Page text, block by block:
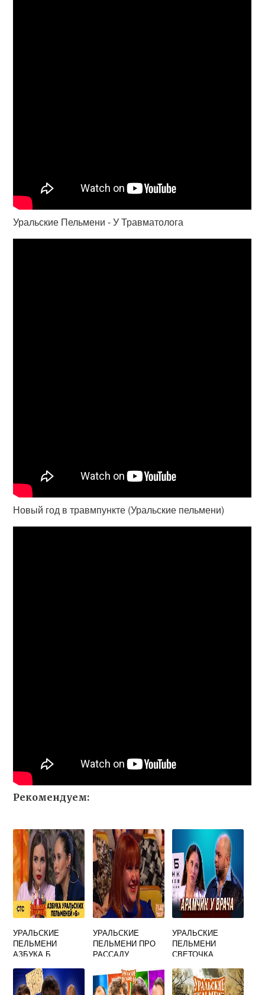
Уральские Пельмени - У Травматолога
Новый год в травмпункте (Уральские пельмени)
Рекомендуем:
УРАЛЬСКИЕ
ПЕЛЬМЕНИ
АЗБУКА Б
УРАЛЬСКИЕ
ПЕЛЬМЕНИ ПРО
РАССАДУ
ТЕЩУ
УРАЛЬСКИЕ
ПЕЛЬМЕНИ
СВЕТОЧКА